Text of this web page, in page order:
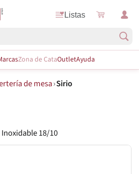
Listas
Zona de CataOutletAyuda
de mesa›Sirio
18/10